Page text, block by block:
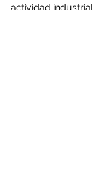
actividad industrial.